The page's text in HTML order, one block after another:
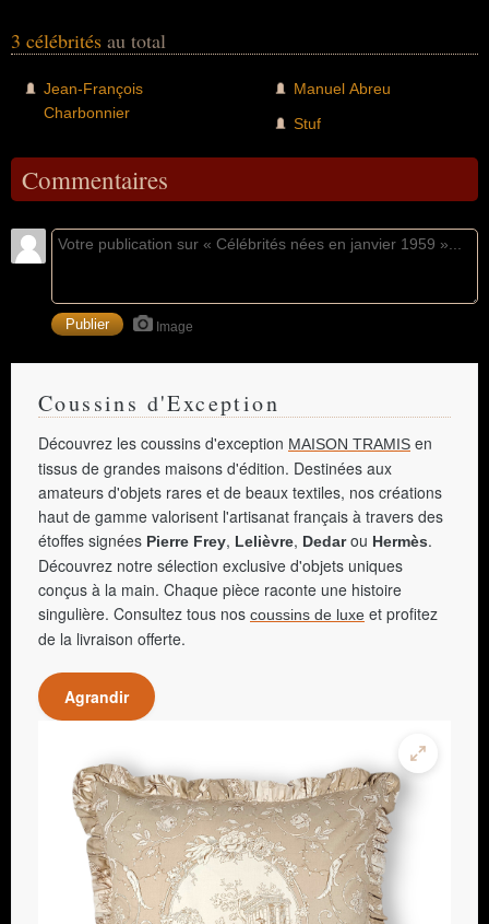
3 célébrités au total
Jean-François
Charbonnier
Manuel Abreu
Stuf
Commentaires
Image
Coussins d'Exception
Découvrez les coussins d'exception MAISON TRAMIS en
tissus de grandes maisons d'édition. Destinées aux
amateurs d'objets rares et de beaux textiles, nos créations
haut de gamme valorisent l'artisanat français à travers des
étoffes signées Pierre Frey, Lelièvre, Dedarou Hermès.
Découvrez notre sélection exclusive d'objets uniques
conçus à la main. Chaque pièce raconte une histoire
singulière. Consultez tous nos coussins de luxe et profitez
de la livraison offerte.
Agrandir